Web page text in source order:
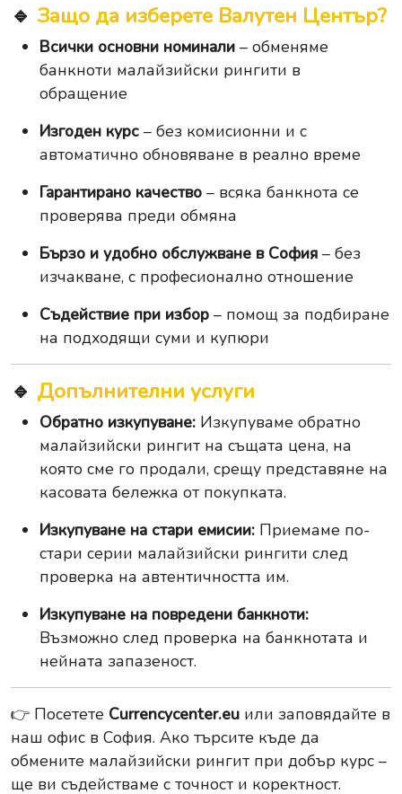
🔹 Защо да изберете Валутен Център?
Всички основни номинали – обменяме
банкноти малайзийски рингити в
обращение
Изгоден курс – без комисионни и с
автоматично обновяване в реално време
Гарантирано качество – всяка банкнота се
проверява преди обмяна
Бързо и удобно обслужване в София – без
изчакване, с професионално отношение
Съдействие при избор – помощ за подбиране
на подходящи суми и купюри
🔹 Допълнителни услуги
Обратно изкупуване: Изкупуваме обратно
малайзийски рингит на същата цена, на
която сме го продали, срещу представяне на
касовата бележка от покупката.
Изкупуване на стари емисии: Приемаме по-
стари серии малайзийски рингити след
проверка на автентичността им.
Изкупуване на повредени банкноти:
Възможно след проверка на банкнотата и
нейната запазеност.
👉 Посетете Currencycenter.eu или заповядайте в
наш офис в София. Ако търсите къде да
обмените малайзийски рингит при добър курс –
ще ви съдействаме с точност и коректност.